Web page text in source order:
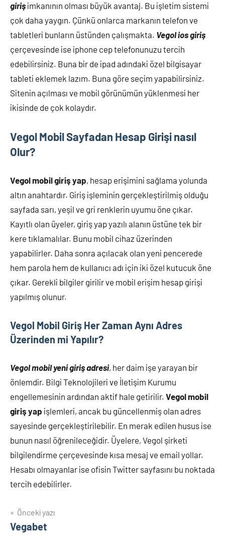
giriş imkanının olması büyük avantaj. Bu işletim sistemi
çok daha yaygın. Çünkü onlarca markanın telefon ve
tabletleri bunların üstünden çalışmakta. Vegol ios giriş
çerçevesinde ise iphone cep telefonunuzu tercih
edebilirsiniz. Buna bir de ipad adındaki özel bilgisayar
tableti eklemek lazım. Buna göre seçim yapabilirsiniz.
Sitenin açılması ve mobil görünümün yüklenmesi her
ikisinde de çok kolaydır.
Vegol Mobil Sayfadan Hesap Girişi nasıl
Olur?
Vegol mobil giriş yap, hesap erişimini sağlama yolunda
altın anahtardır. Giriş işleminin gerçekleştirilmiş olduğu
sayfada sarı, yeşil ve gri renklerin uyumu öne çıkar.
Kayıtlı olan üyeler, giriş yap yazılı alanın üstüne tek bir
kere tıklamalılar. Bunu mobil cihaz üzerinden
yapabilirler. Daha sonra açılacak olan yeni pencerede
hem parola hem de kullanıcı adı için iki özel kutucuk öne
çıkar. Gerekli bilgiler girilir ve mobil erişim hesap girişi
yapılmış olunur.
Vegol Mobil Giriş Her Zaman Aynı Adres
Üzerinden mi Yapılır?
Vegol mobil yeni giriş adresi, her daim işe yarayan bir
önlemdir. Bilgi Teknolojileri ve İletişim Kurumu
engellemesinin ardından aktif hale getirilir. Vegol mobil
giriş yap işlemleri, ancak bu güncellenmiş olan adres
sayesinde gerçekleştirilebilir. En merak edilen husus ise
bunun nasıl öğrenileceğidir. Üyelere, Vegol şirketi
bilgilendirme çerçevesinde kısa mesaj ve email yollar.
Hesabı olmayanlar ise ofisin Twitter sayfasını bu noktada
tercih edebilirler.
Yazı
gezinmesi
Önceki yazı
Vegabet